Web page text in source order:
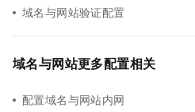
域名与网站验证配置
域名与网站更多配置相关
配置域名与网站内网